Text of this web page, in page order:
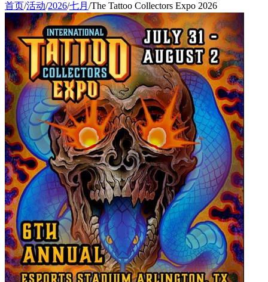
首页/活动/2026/七月 /The Tattoo Collectors Expo 2026